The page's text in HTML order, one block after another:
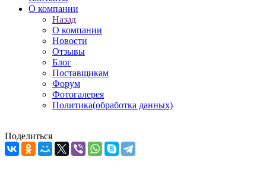
О компании
Назад
О компании
Новости
Отзывы
Блог
Поставщикам
Форум
Фотогалерея
Политика(обработка данных)
Поделиться